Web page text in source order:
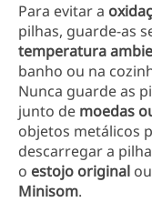
Para evitar a
pilhas, guarde-as
temperatura
banho ou na
Nunca guarde as
junto de moedas
objetos metálicos
descarregar a
o estojo original
Minisom.